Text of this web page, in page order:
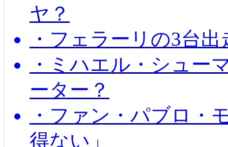
ヤ？
・フェラーリの3台
・ミハエル・シュー
ーター？
・ファン・パブロ・
得ない」